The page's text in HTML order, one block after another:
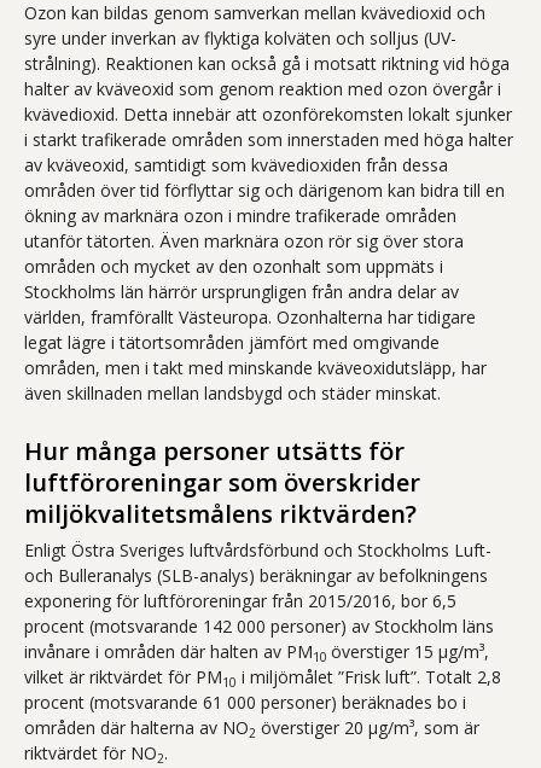
Ozon kan bildas genom samverkan mellan kvävedioxid och
syre under inverkan av flyktiga kolväten och solljus (UV-
strålning). Reaktionen kan också gå i motsatt riktning vid höga
halter av kväveoxid som genom reaktion med ozon övergår i
kvävedioxid. Detta innebär att ozonförekomsten lokalt sjunker
i starkt trafikerade områden som innerstaden med höga halter
av kväveoxid, samtidigt som kvävedioxiden från dessa
områden över tid förflyttar sig och därigenom kan bidra till en
ökning av marknära ozon i mindre trafikerade områden
utanför tätorten. Även marknära ozon rör sig över stora
områden och mycket av den ozonhalt som uppmäts i
Stockholms län härrör ursprungligen från andra delar av
världen, framförallt Västeuropa. Ozonhalterna har tidigare
legat lägre i tätortsområden jämfört med omgivande
områden, men i takt med minskande kväveoxidutsläpp, har
även skillnaden mellan landsbygd och städer minskat.
Hur många personer utsätts för
luftföroreningar som överskrider
miljökvalitetsmålens riktvärden?
Enligt Östra Sveriges luftvårdsförbund och Stockholms Luft-
och Bulleranalys (SLB-analys) beräkningar av befolkningens
exponering för luftföroreningar från 2015/2016, bor 6,5
procent (motsvarande 142 000 personer) av Stockholm läns
invånare i områden där halten av PM10 överstiger 15 µg/m³,
vilket är riktvärdet för PM10 i miljömålet ”Frisk luft”. Totalt 2,8
procent (motsvarande 61 000 personer) beräknades bo i
områden där halterna av NO2 överstiger 20 µg/m³, som är
riktvärdet för NO2.